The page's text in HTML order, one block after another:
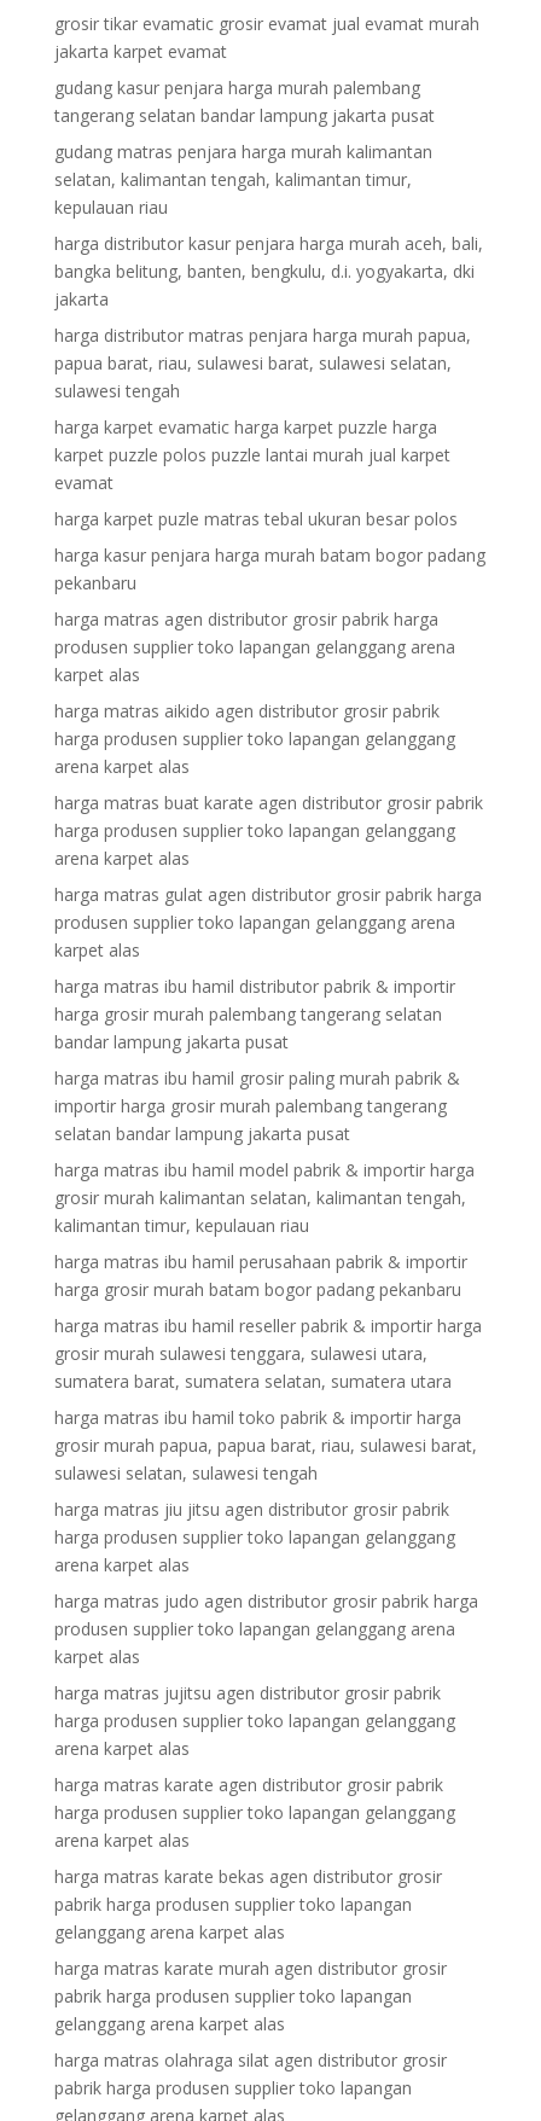
grosir tikar evamatic grosir evamat jual evamat murah
jakarta karpet evamat
gudang kasur penjara harga murah palembang
tangerang selatan bandar lampung jakarta pusat
gudang matras penjara harga murah kalimantan
selatan, kalimantan tengah, kalimantan timur,
kepulauan riau
harga distributor kasur penjara harga murah aceh, bali,
bangka belitung, banten, bengkulu, d.i. yogyakarta, dki
jakarta
harga distributor matras penjara harga murah papua,
papua barat, riau, sulawesi barat, sulawesi selatan,
sulawesi tengah
harga karpet evamatic harga karpet puzzle harga
karpet puzzle polos puzzle lantai murah jual karpet
evamat
harga karpet puzle matras tebal ukuran besar polos
harga kasur penjara harga murah batam bogor padang
pekanbaru
harga matras agen distributor grosir pabrik harga
produsen supplier toko lapangan gelanggang arena
karpet alas
harga matras aikido agen distributor grosir pabrik
harga produsen supplier toko lapangan gelanggang
arena karpet alas
harga matras buat karate agen distributor grosir pabrik
harga produsen supplier toko lapangan gelanggang
arena karpet alas
harga matras gulat agen distributor grosir pabrik harga
produsen supplier toko lapangan gelanggang arena
karpet alas
harga matras ibu hamil distributor pabrik & importir
harga grosir murah palembang tangerang selatan
bandar lampung jakarta pusat
harga matras ibu hamil grosir paling murah pabrik &
importir harga grosir murah palembang tangerang
selatan bandar lampung jakarta pusat
harga matras ibu hamil model pabrik & importir harga
grosir murah kalimantan selatan, kalimantan tengah,
kalimantan timur, kepulauan riau
harga matras ibu hamil perusahaan pabrik & importir
harga grosir murah batam bogor padang pekanbaru
harga matras ibu hamil reseller pabrik & importir harga
grosir murah sulawesi tenggara, sulawesi utara,
sumatera barat, sumatera selatan, sumatera utara
harga matras ibu hamil toko pabrik & importir harga
grosir murah papua, papua barat, riau, sulawesi barat,
sulawesi selatan, sulawesi tengah
harga matras jiu jitsu agen distributor grosir pabrik
harga produsen supplier toko lapangan gelanggang
arena karpet alas
harga matras judo agen distributor grosir pabrik harga
produsen supplier toko lapangan gelanggang arena
karpet alas
harga matras jujitsu agen distributor grosir pabrik
harga produsen supplier toko lapangan gelanggang
arena karpet alas
harga matras karate agen distributor grosir pabrik
harga produsen supplier toko lapangan gelanggang
arena karpet alas
harga matras karate bekas agen distributor grosir
pabrik harga produsen supplier toko lapangan
gelanggang arena karpet alas
harga matras karate murah agen distributor grosir
pabrik harga produsen supplier toko lapangan
gelanggang arena karpet alas
harga matras olahraga silat agen distributor grosir
pabrik harga produsen supplier toko lapangan
gelanggang arena karpet alas